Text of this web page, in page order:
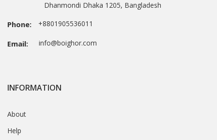
Dhanmondi Dhaka 1205, Bangladesh
Phone: +8801905536011
Email: info@boighor.com
INFORMATION
About
Help